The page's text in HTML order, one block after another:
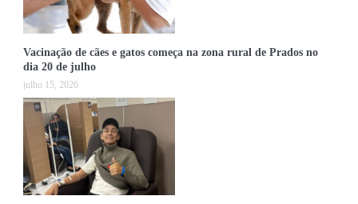
Vacinação de cães e gatos começa na zona rural de Prados no
dia 20 de julho
julho 15, 2026